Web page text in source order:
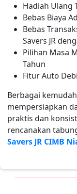
Hadiah Ulang
Bebas Biaya
Bebas
Savers JR
Pilihan Masa
Tahun
Fitur Auto
Berbagai
mempersiapkan
praktis dan
rencanakan
Savers JR CIMB